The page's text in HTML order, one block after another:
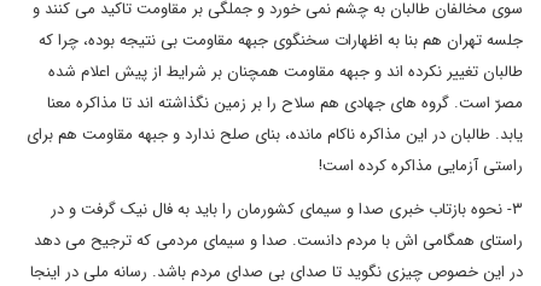
سوی مخالفان طالبان به چشم نمی خورد و جملگی بر مقاومت تاکید می کنند و
جلسه تهران هم بنا به اظهارات سخنگوی جبهه مقاومت بی نتیجه بوده، چرا که
طالبان تغییر نکرده اند و جبهه مقاومت همچنان بر شرایط از پیش اعلام شده
مصرّ است. گروه های جهادی هم سلاح را بر زمین نگذاشته اند تا مذاکره معنا
یابد. طالبان در این مذاکره ناکام مانده، بنای صلح ندارد و جبهه مقاومت هم برای
راستی آزمایی مذاکره کرده است!
۳- نحوه بازتاب خبری صدا و سیمای کشورمان را باید به فال نیک گرفت و در
راستای همگامی اش با مردم دانست. صدا و سیمای مردمی که ترجیح می دهد
در این خصوص چیزی نگوید تا صدای بی صدای مردم باشد. رسانه ملی در اینجا